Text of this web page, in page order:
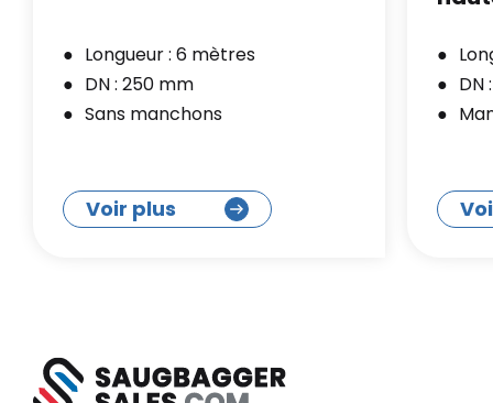
Longueur : 6 mètres
DN : 250 mm
Sans manchons
Voir plus
DN